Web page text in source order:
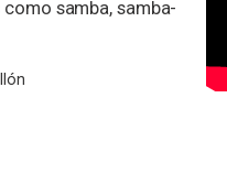
samba, samba-